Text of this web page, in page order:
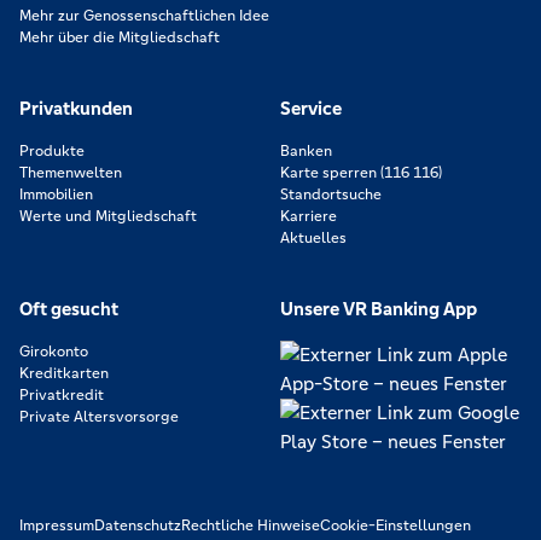
Mehr zur Genossenschaftlichen Idee
Mehr über die Mitgliedschaft
Privatkunden
Produkte
Themenwelten
Immobilien
Werte und Mitgliedschaft
Service
Banken
Karte sperren (116 116)
Standortsuche
Karriere
Aktuelles
Oft gesucht
Girokonto
Kreditkarten
Privatkredit
Private Altersvorsorge
Unsere VR Banking App
ImpressumDatenschutzRechtliche HinweiseCookie-Einstellungen